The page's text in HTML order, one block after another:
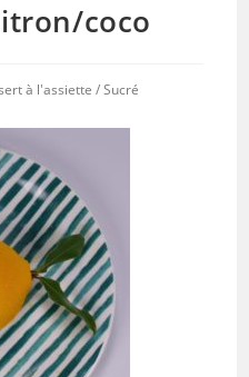
coco
à l'assiette /Sucré